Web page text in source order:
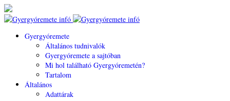
Gyergyóremete
Általános tudnivalók
Gyergyóremete a sajtóban
Mi hol található Gyergyóremetén?
Tartalom
Általános
Adattárak